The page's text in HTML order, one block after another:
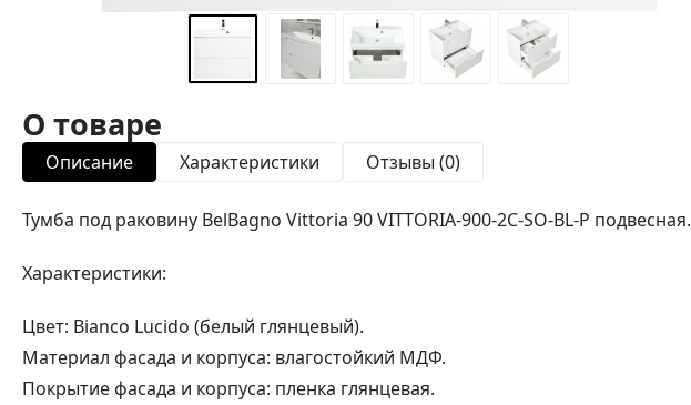
О товаре
Описание Характеристики Отзывы (0)
Тумба под раковину BelBagno Vittoria 90 VITTORIA-900-2C-SO-BL-P подвесная.
Характеристики:
Цвет: Bianco Lucido (белый глянцевый).
Материал фасада и корпуса: влагостойкий МДФ.
Покрытие фасада и корпуса: пленка глянцевая.